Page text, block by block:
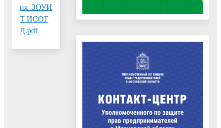
ия_ЗОУИ
Т ИСОГ
Д.pdf